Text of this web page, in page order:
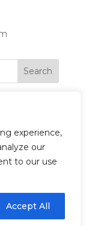
experience,
our
to our use
Accept All